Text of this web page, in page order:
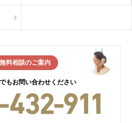
無料相談のご案内
もお問い合わせください